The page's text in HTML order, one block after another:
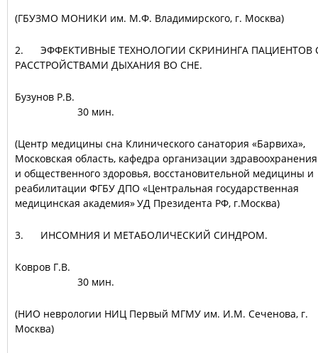
(ГБУЗМО МОНИКИ им. М.Ф. Владимирского, г. Москва)
2. ЭФФЕКТИВНЫЕ ТЕХНОЛОГИИ СКРИНИНГА ПАЦИЕНТОВ
РАССТРОЙСТВАМИ ДЫХАНИЯ ВО СНЕ.
Бузунов
30 мин.
(Центр медицины сна Клинического санатория «Барвиха»,
Московская область, кафедра организации здравоохранения
и общественного здоровья, восстановительной медицины и
реабилитации ФГБУ ДПО «Центральная государственная
медицинская академия» УД Президента РФ, г.Москва)
3. ИНСОМНИЯ И МЕТАБОЛИЧЕСКИЙ СИНДРОМ.
Ковров
30 мин.
(НИО неврологии НИЦ Первый МГМУ им. И.М. Сеченова, г.
Москва)